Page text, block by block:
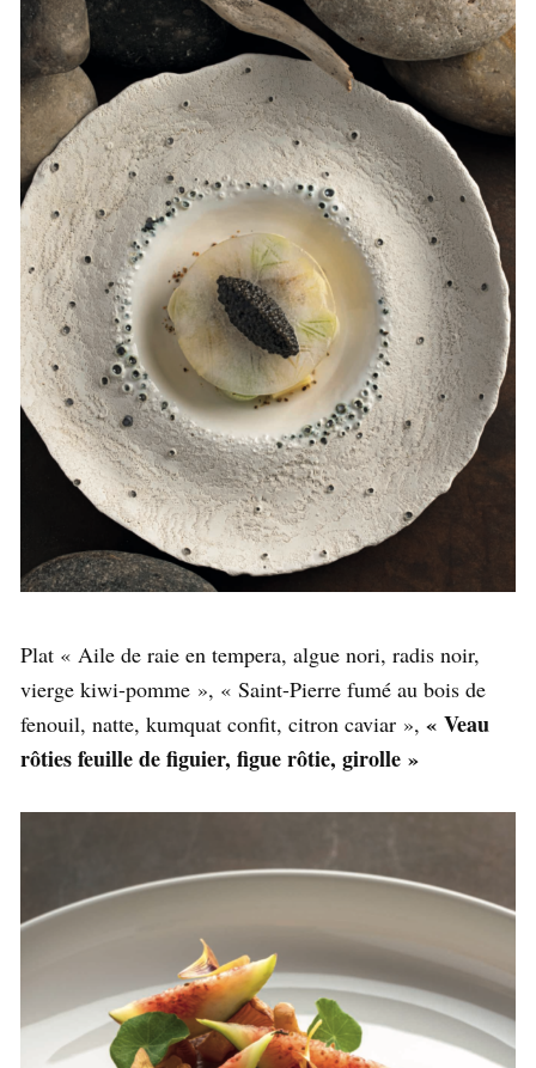
Plat « Aile de raie en tempera, algue nori, radis noir,
vierge kiwi-pomme », « Saint-Pierre fumé au bois de
fenouil, natte, kumquat confit, citron caviar », « Veau
rôties feuille de figuier, figue rôtie, girolle »